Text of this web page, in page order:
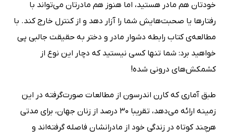
خودتان هم مادر هستید، اما هنوز هم مادرتان می‌تواند با
رفتارها یا صحبت‌هایش شما را آزار دهد و از کنترل خارج کند. با
مطالعه‌ی کتاب رابطه دشوار مادر و دختر به حقیقت جالبی پی
خواهید برد: شما تنها کسی نیستید که دچار این نوع از
کشمکش‌های درونی شده!
طبق آماری که کارن اندرسون از مطالعات صورت‌گرفته در این
زمینه ارائه می‌دهد، تقریبا 30 درصد از زنان جهان، برای مدتی
هرچند کوتاه در زندگی خود از مادرانشان فاصله گرفته‌اند و